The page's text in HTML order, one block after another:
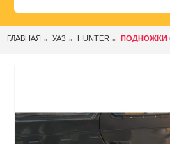
ГЛАВНАЯ УАЗ HUNTER ПОДНОЖКИ